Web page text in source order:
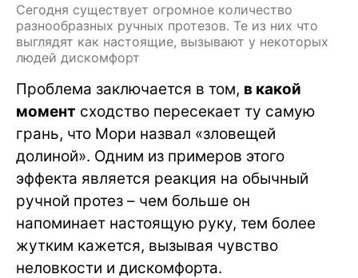
Сегодня существует огромное количество
разнообразных ручных протезов. Те из них что
выглядят как настоящие, вызывают у некоторых
людей дискомфорт
Проблема заключается в том, в какой
момент сходство пересекает ту самую
грань, что Мори назвал «зловещей
долиной». Одним из примеров этого
эффекта является реакция на обычный
ручной протез – чем больше он
напоминает настоящую руку, тем более
жутким кажется, вызывая чувство
неловкости и дискомфорта.